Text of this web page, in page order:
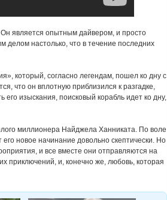
является опытным дайвером, и просто
делом настолько, что в течение последних
который, согласно легендам, пошел ко дну с
что он вплотную приблизился к разгадке,
изыскания, поисковый корабль идет ко дну,
миллионера Найджела Ханниката. По воле
новое начинание довольно скептически. Но
и все вместе они отправляются на
приключений, и, конечно же, любовь, которая